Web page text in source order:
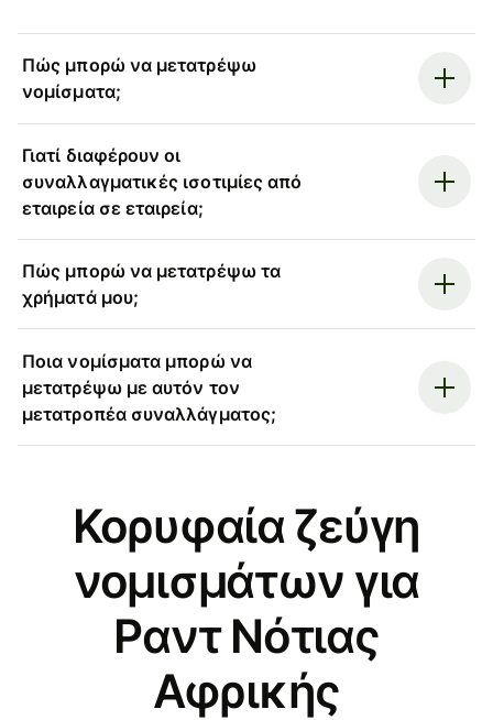
Πώς μπορώ να μετατρέψω
νομίσματα;
Γιατί διαφέρουν οι
συναλλαγματικές ισοτιμίες από
εταιρεία σε εταιρεία;
Πώς μπορώ να μετατρέψω τα
χρήματά μου;
Ποια νομίσματα μπορώ να
μετατρέψω με αυτόν τον
μετατροπέα συναλλάγματος;
Κορυφαία ζεύγη
νομισμάτων για
Ραντ Νότιας
Αφρικής